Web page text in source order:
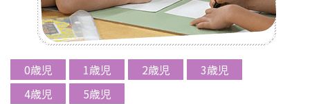
0歳児 1歳児 2歳児
3歳児
4歳児
5歳児